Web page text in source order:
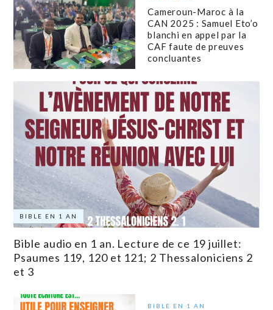
Cameroun-Maroc à la
CAN 2025 : Samuel Eto’o
blanchi en appel par la
CAF faute de preuves
concluantes
BIBLE EN 1 AN
Bible audio en 1 an. Lecture de ce 19 juillet:
Psaumes 119, 120 et 121; 2 Thessaloniciens 2
et 3
BIBLE EN 1 AN